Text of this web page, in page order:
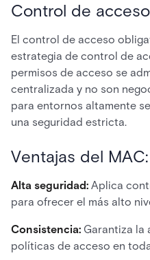
Control de
El control de acceso
estrategia de control de
permisos de acceso se
centralizada y no son
para entornos altamente
una seguridad estricta.
Ventajas del MAC:
Alta seguridad: Aplica
para ofrecer el más alto
Consistencia: Garantiza la
políticas de acceso en